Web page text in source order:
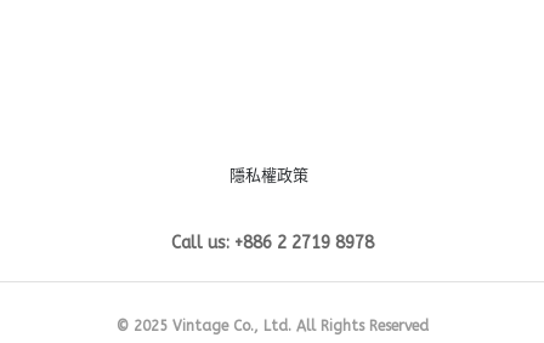
隱私權政策
Call us: +886 2 2719 8978
© 2025 Vintage Co., Ltd. All Rights Reserved